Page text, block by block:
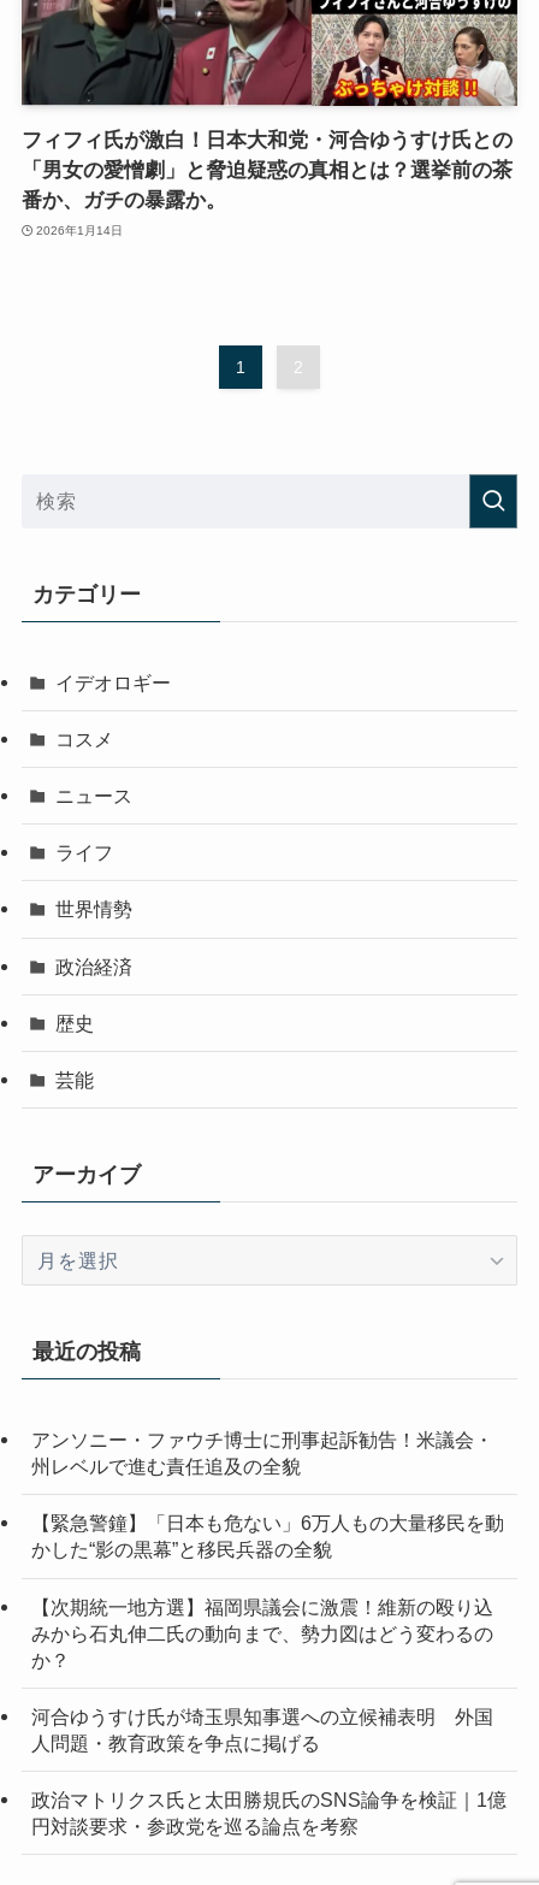
フィフィ氏が激白！日本大和党・河合ゆうすけ氏との
「男女の愛憎劇」と脅迫疑惑の真相とは？選挙前の茶
番か、ガチの暴露か。
2026年1月14日
1 2
カテゴリー
イデオロギー
コスメ
ニュース
ライフ
世界情勢
政治経済
歴史
芸能
アーカイブ
イ
最近の投稿
アンソニー・ファウチ博士に刑事起訴勧告！米議会・
州レベルで進む責任追及の全貌
【緊急警鐘】「日本も危ない」6万人もの大量移民を動
かした“影の黒幕”と移民兵器の全貌
【次期統一地方選】福岡県議会に激震！維新の殴り込
みから石丸伸二氏の動向まで、勢力図はどう変わるの
か？
河合ゆうすけ氏が埼玉県知事選への立候補表明 外国
人問題・教育政策を争点に掲げる
政治マトリクス氏と太田勝規氏のSNS論争を検証｜1億
円対談要求・参政党を巡る論点を考察